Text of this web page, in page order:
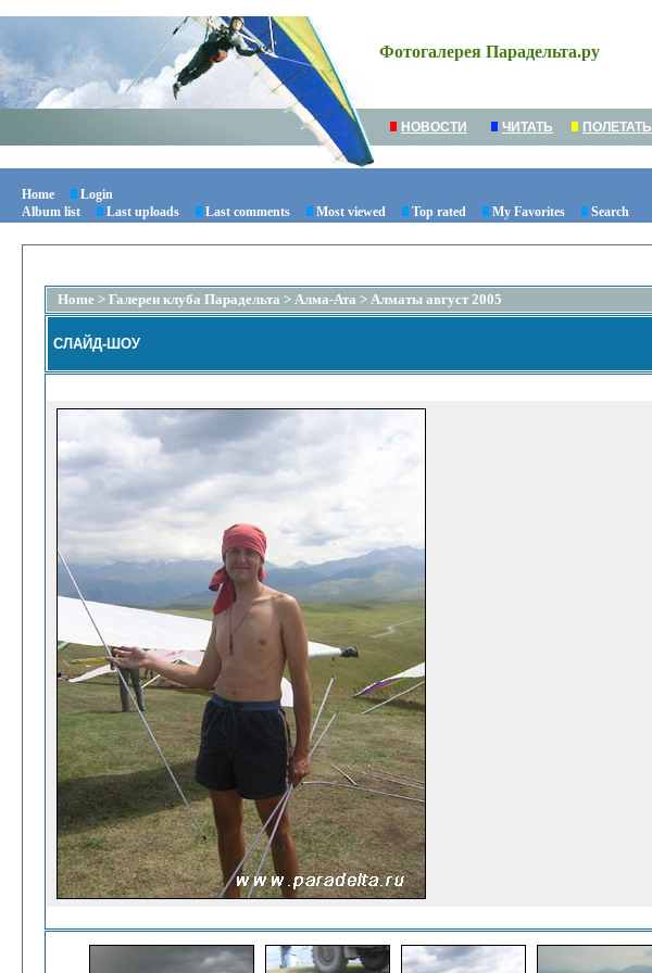
Фотогалерея Парадельта.ру
НОВОСТИ ЧИТАТЬ ПОЛЕТАТЬ
Home
Login
Album list
Last uploads Last comments Most viewed Top rated My Favorites Search
Home > Галереи клуба Парадельта > Алма-Ата > Алматы август 2005
СЛАЙД-ШОУ